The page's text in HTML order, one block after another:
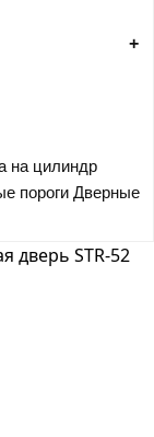
на цилиндр
пороги Дверные
дверь STR-52